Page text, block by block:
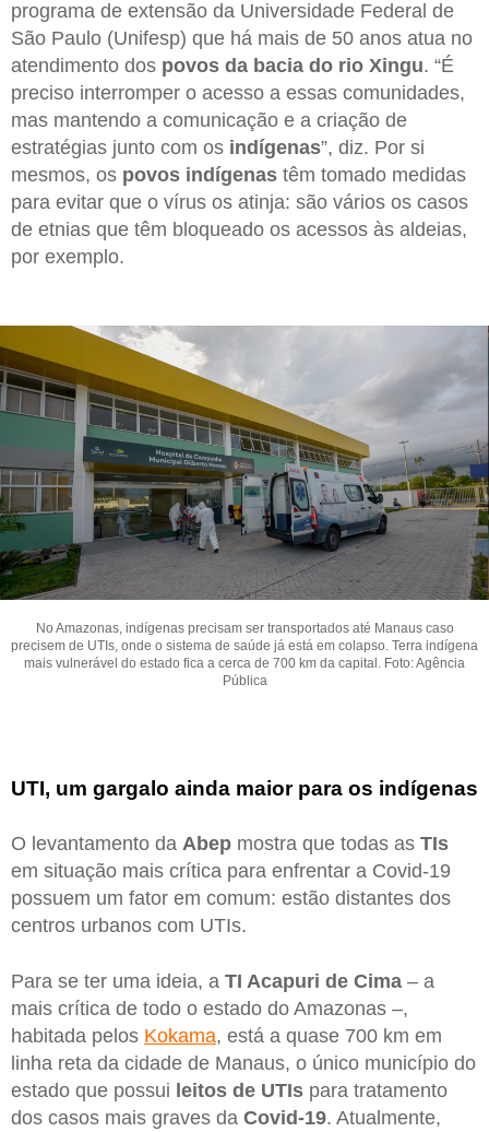
programa de extensão da Universidade Federal de
São Paulo (Unifesp) que há mais de 50 anos atua no
atendimento dos povos da bacia do rio Xingu. “É
preciso interromper o acesso a essas comunidades,
mas mantendo a comunicação e a criação de
estratégias junto com os indígenas”, diz. Por si
mesmos, os povos indígenas têm tomado medidas
para evitar que o vírus os atinja: são vários os casos
de etnias que têm bloqueado os acessos às aldeias,
por exemplo.
No Amazonas, indígenas precisam ser transportados até Manaus caso
precisem de UTIs, onde o sistema de saúde já está em colapso. Terra indígena
mais vulnerável do estado fica a cerca de 700 km da capital. Foto: Agência
Pública
UTI, um gargalo ainda maior para os indígenas
O levantamento da Abep mostra que todas as TIs
em situação mais crítica para enfrentar a Covid-19
possuem um fator em comum: estão distantes dos
centros urbanos com UTIs.
Para se ter uma ideia, a TI Acapuri de Cima – a
mais crítica de todo o estado do Amazonas –,
habitada pelos Kokama, está a quase 700 km em
linha reta da cidade de Manaus, o único município do
estado que possui leitos de UTIs para tratamento
dos casos mais graves da Covid-19. Atualmente,